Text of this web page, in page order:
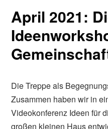
April 2021:
Die Treppe als
Zusammen haben wir in
Videokonferenz Ideen für
großen kleinen Haus